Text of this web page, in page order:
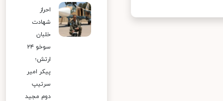
احراز
شهادت
خلبان
سوخو ۲۴
ارتش؛
پیکر امیر
سرتیپ
دوم مجید